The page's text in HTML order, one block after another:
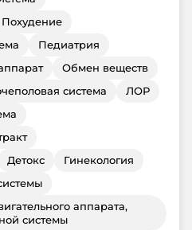
Похудение
Педиатрия
Обмен веществ
система
ЛОР
Детокс
Гинекология
аппарата,
системы